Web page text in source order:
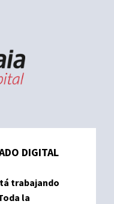
DIGITAL
trabajando
la